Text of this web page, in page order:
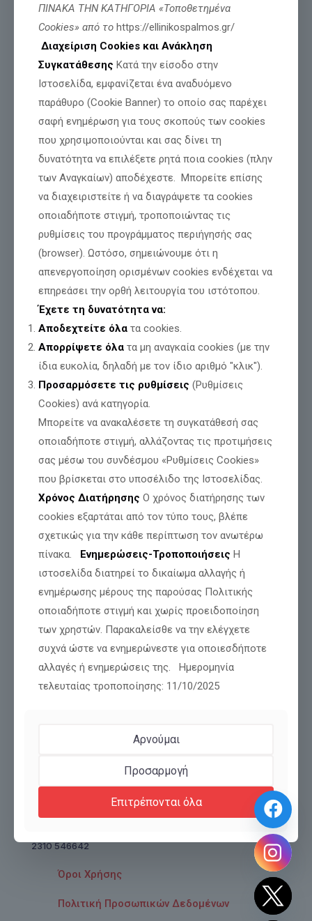
Αναμένεται η απόφαση για την χορήγηση
πολιτικού ασύλου στον Γιάννη-Βασίλη
Γιαϊλαλί
Διαβάστε περισσότερα
3 Αυγούστου 2026. Ήρθε η ώρα ο
Ελληνικός λαός να πει: «ΩΣ ΕΔΩ»
Διαβάστε περισσότερα
2310 546642
Όροι Χρήσης
Πολιτική Προσωπικών Δεδομένων
ΠΙΝΑΚΑ ΤΗΝ ΚΑΤΗΓΟΡΙΑ «Τοποθετημένα
Cookies» από το https://ellinikospalmos.gr/
Διαχείριση Cookies και Ανάκληση
Συγκατάθεσης Κατά την είσοδο στην
Ιστοσελίδα, εμφανίζεται ένα αναδυόμενο
παράθυρο (Cookie Banner) το οποίο σας παρέχει
σαφή ενημέρωση για τους σκοπούς των cookies
που χρησιμοποιούνται και σας δίνει τη
δυνατότητα να επιλέξετε ρητά ποια cookies (πλην
των Αναγκαίων) αποδέχεστε. Μπορείτε επίσης
να διαχειριστείτε ή να διαγράψετε τα cookies
οποιαδήποτε στιγμή, τροποποιώντας τις
ρυθμίσεις του προγράμματος περιήγησής σας
(browser). Ωστόσο, σημειώνουμε ότι η
απενεργοποίηση ορισμένων cookies ενδέχεται να
επηρεάσει την ορθή λειτουργία του ιστότοπου.
Έχετε τη δυνατότητα να:
Αποδεχτείτε όλα τα cookies.
Απορρίψετε όλα τα μη αναγκαία cookies (με την
ίδια ευκολία, δηλαδή με τον ίδιο αριθμό "κλικ").
Προσαρμόσετε τις ρυθμίσεις (Ρυθμίσεις
Cookies) ανά κατηγορία.
Μπορείτε να ανακαλέσετε τη συγκατάθεσή σας
οποιαδήποτε στιγμή, αλλάζοντας τις προτιμήσεις
σας μέσω του συνδέσμου «Ρυθμίσεις Cookies»
που βρίσκεται στο υποσέλιδο της Ιστοσελίδας.
Χρόνος Διατήρησης Ο χρόνος διατήρησης των
cookies εξαρτάται από τον τύπο τους, βλέπε
σχετικώς για την κάθε περίπτωση τον ανωτέρω
πίνακα. Ενημερώσεις-Τροποποιήσεις Η
ιστοσελίδα διατηρεί το δικαίωμα αλλαγής ή
ενημέρωσης μέρους της παρούσας Πολιτικής
οποιαδήποτε στιγμή και χωρίς προειδοποίηση
των χρηστών. Παρακαλείσθε να την ελέγχετε
συχνά ώστε να ενημερώνεστε για οποιεσδήποτε
αλλαγές ή ενημερώσεις της. Ημερομηνία
τελευταίας τροποποίησης: 11/10/2025
Αρνούμαι
Προσαρμογή
Επιτρέπονται όλα